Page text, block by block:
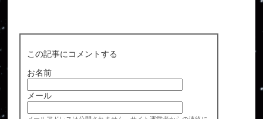
この記事にコメントする
お名前
メール